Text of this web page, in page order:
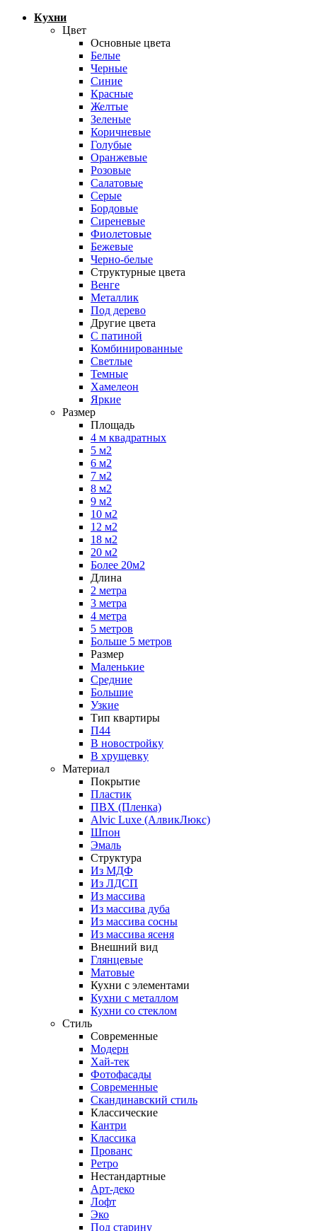
Кухни
Цвет
Основные цвета
Белые
Черные
Синие
Красные
Желтые
Зеленые
Коричневые
Голубые
Оранжевые
Розовые
Салатовые
Серые
Бордовые
Сиреневые
Фиолетовые
Бежевые
Черно-белые
Структурные цвета
Венге
Металлик
Под дерево
Другие цвета
С патиной
Комбинированные
Светлые
Темные
Хамелеон
Яркие
Размер
Площадь
4 м квадратных
5 м2
6 м2
7 м2
8 м2
9 м2
10 м2
12 м2
18 м2
20 м2
Более 20м2
Длина
2 метра
3 метра
4 метра
5 метров
Больше 5 метров
Размер
Маленькие
Средние
Большие
Узкие
Тип квартиры
П44
В новостройку
В хрущевку
Материал
Покрытие
Пластик
ПВХ (Пленка)
Alvic Luxe (АлвикЛюкс)
Шпон
Эмаль
Структура
Из МДФ
Из ЛДСП
Из массива
Из массива дуба
Из массива сосны
Из массива ясеня
Внешний вид
Глянцевые
Матовые
Кухни с элементами
Кухни с металлом
Кухни со стеклом
Стиль
Современные
Модерн
Хай-тек
Фотофасады
Современные
Скандинавский стиль
Классические
Кантри
Классика
Прованс
Ретро
Нестандартные
Арт-деко
Лофт
Эко
Под старину